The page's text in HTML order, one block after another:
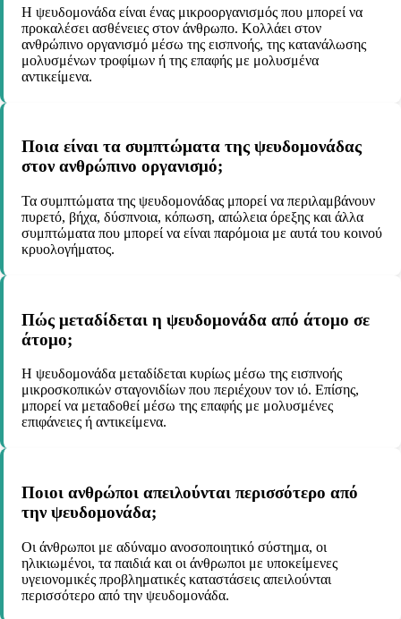
Η ψευδομονάδα είναι ένας μικροοργανισμός που μπορεί να
προκαλέσει ασθένειες στον άνθρωπο. Κολλάει στον
ανθρώπινο οργανισμό μέσω της εισπνοής, της κατανάλωσης
μολυσμένων τροφίμων ή της επαφής με μολυσμένα
αντικείμενα.
Ποια είναι τα συμπτώματα της ψευδομονάδας
στον ανθρώπινο οργανισμό;
Τα συμπτώματα της ψευδομονάδας μπορεί να περιλαμβάνουν
πυρετό, βήχα, δύσπνοια, κόπωση, απώλεια όρεξης και άλλα
συμπτώματα που μπορεί να είναι παρόμοια με αυτά του κοινού
κρυολογήματος.
Πώς μεταδίδεται η ψευδομονάδα από άτομο σε
άτομο;
Η ψευδομονάδα μεταδίδεται κυρίως μέσω της εισπνοής
μικροσκοπικών σταγονιδίων που περιέχουν τον ιό. Επίσης,
μπορεί να μεταδοθεί μέσω της επαφής με μολυσμένες
επιφάνειες ή αντικείμενα.
Ποιοι ανθρώποι απειλούνται περισσότερο από
την ψευδομονάδα;
Οι άνθρωποι με αδύναμο ανοσοποιητικό σύστημα, οι
ηλικιωμένοι, τα παιδιά και οι άνθρωποι με υποκείμενες
υγειονομικές προβληματικές καταστάσεις απειλούνται
περισσότερο από την ψευδομονάδα.